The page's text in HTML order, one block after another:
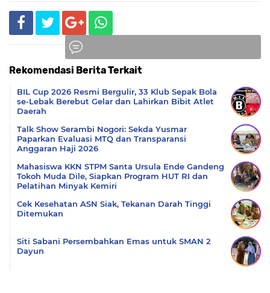
Rekomendasi Berita Terkait
BIL Cup 2026 Resmi Bergulir, 33 Klub Sepak Bola
se-Lebak Berebut Gelar dan Lahirkan Bibit Atlet
Daerah
Talk Show Serambi Nogori: Sekda Yusmar
Paparkan Evaluasi MTQ dan Transparansi
Anggaran Haji 2026
Mahasiswa KKN STPM Santa Ursula Ende Gandeng
Tokoh Muda Dile, Siapkan Program HUT RI dan
Pelatihan Minyak Kemiri
Cek Kesehatan ASN Siak, Tekanan Darah Tinggi
Ditemukan
Siti Sabani Persembahkan Emas untuk SMAN 2
Dayun